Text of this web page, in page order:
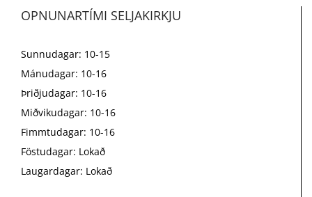
OPNUNARTÍMI SELJAKIRKJU
Sunnudagar: 10-15
Mánudagar: 10-16
Þriðjudagar: 10-16
Miðvikudagar: 10-16
Fimmtudagar: 10-16
Föstudagar: Lokað
Laugardagar: Lokað